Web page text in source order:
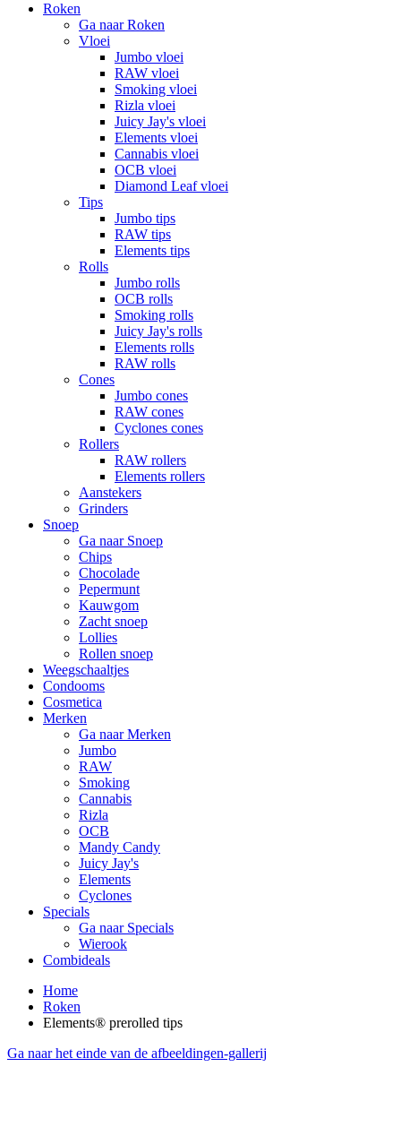
Roken
Ga naar Roken
Vloei
Jumbo vloei
RAW vloei
Smoking vloei
Rizla vloei
Juicy Jay's vloei
Elements vloei
Cannabis vloei
OCB vloei
Diamond Leaf vloei
Tips
Jumbo tips
RAW tips
Elements tips
Rolls
Jumbo rolls
OCB rolls
Smoking rolls
Juicy Jay's rolls
Elements rolls
RAW rolls
Cones
Jumbo cones
RAW cones
Cyclones cones
Rollers
RAW rollers
Elements rollers
Aanstekers
Grinders
Snoep
Ga naar Snoep
Chips
Chocolade
Pepermunt
Kauwgom
Zacht snoep
Lollies
Rollen snoep
Weegschaaltjes
Condooms
Cosmetica
Merken
Ga naar Merken
Jumbo
RAW
Smoking
Cannabis
Rizla
OCB
Mandy Candy
Juicy Jay's
Elements
Cyclones
Specials
Ga naar Specials
Wierook
Combideals
Home
Roken
Elements® prerolled tips
Ga naar het einde van de afbeeldingen-gallerij